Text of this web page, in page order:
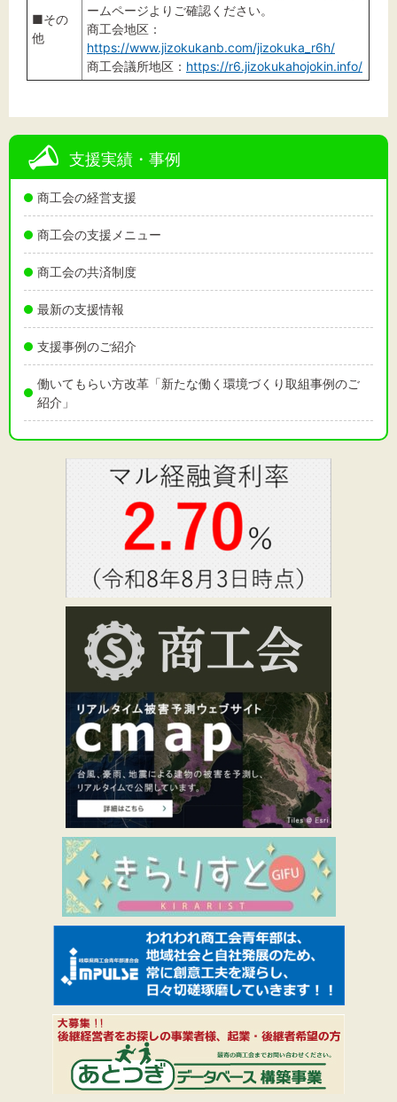
支援実績・事例
商工会の経営支援
商工会の支援メニュー
商工会の共済制度
最新の支援情報
支援事例のご紹介
働いてもらい方改革「新たな働く環境づくり取組事例のご
紹介」
■その
他
ームページよりご確認ください。
商工会地区：
https://www.jizokukanb.com/jizokuka_r6h/
商工会議所地区： https://r6.jizokukahojokin.info/